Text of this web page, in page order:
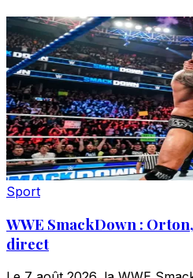
Sport
WWE SmackDown :
direct